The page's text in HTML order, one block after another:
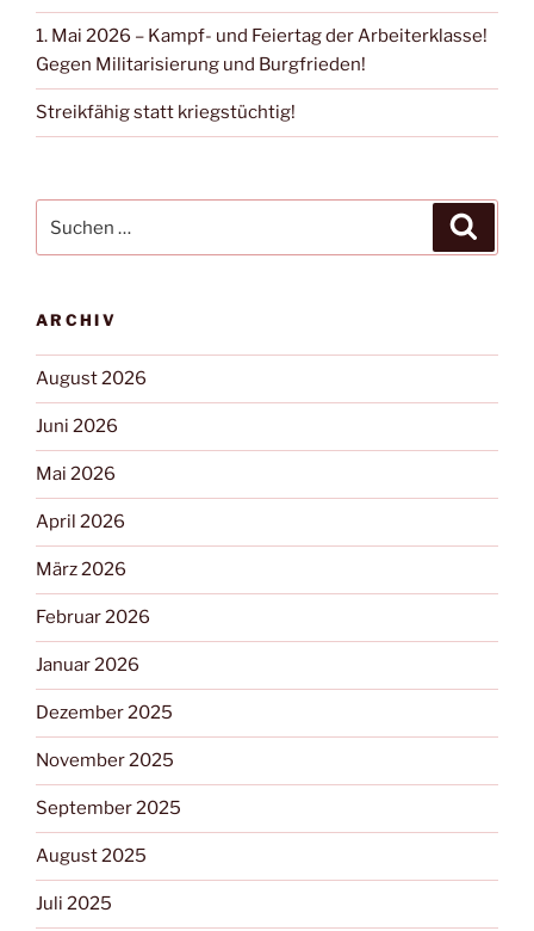
1. Mai 2026 – Kampf- und Feiertag der Arbeiterklasse!
Gegen Militarisierung und Burgfrieden!
Streikfähig statt kriegstüchtig!
ARCHIV
August 2026
Juni 2026
Mai 2026
April 2026
März 2026
Februar 2026
Januar 2026
Dezember 2025
November 2025
September 2025
August 2025
Juli 2025